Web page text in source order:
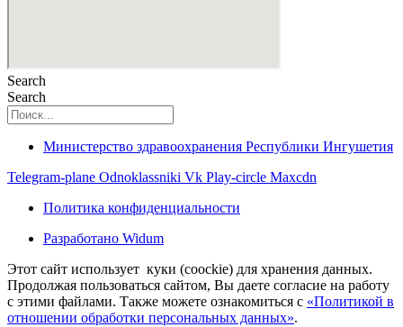
Search
Search
Министерство здравоохранения Республики Ингушетия
Telegram-plane Odnoklassniki Vk Play-circle Maxcdn
Политика конфиденциальности
Разработано Widum
Этот сайт использует куки (coockie) для хранения данных.
Продолжая пользоваться сайтом, Вы даете согласие на работу
с этими файлами. Также можете ознакомиться с «Политикой в
отношении обработки персональных данных».